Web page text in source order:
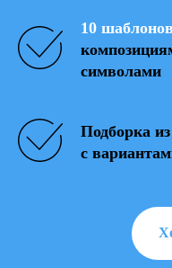
10
символами
Подборка
с